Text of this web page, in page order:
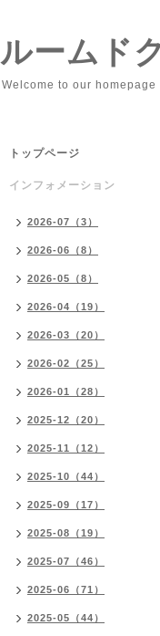
ルームド
Welcome to our homepage
トップページ
インフォメーション
2026-07（3）
2026-06（8）
2026-05（8）
2026-04（19）
2026-03（20）
2026-02（25）
2026-01（28）
2025-12（20）
2025-11（12）
2025-10（44）
2025-09（17）
2025-08（19）
2025-07（46）
2025-06（71）
2025-05（44）